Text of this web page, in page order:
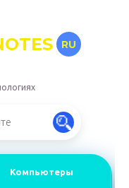
RU
Компьютеры